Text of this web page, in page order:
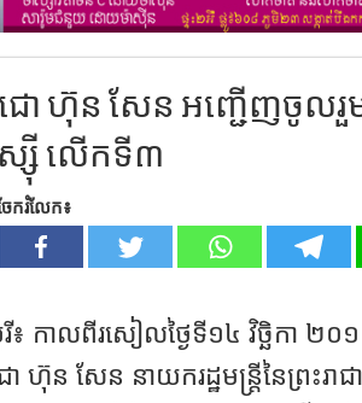
ជោ ហ៊ុន សែន អញ្ជើញចូលរួ
ស៊ី លើកទី៣
ែករំលែក៖
៖ កាលពីរសៀលថ្ងៃទី១៤ វិច្ឆិកា ២០
ហ៊ុន សែន នាយករដ្ឋមន្រ្តីនៃព្រះរា